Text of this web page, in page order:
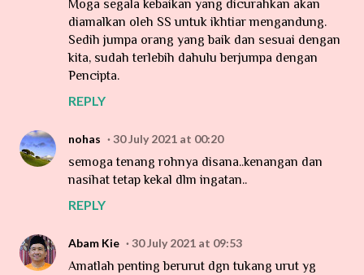
Moga segala kebaikan yang dicurahkan akan
diamalkan oleh SS untuk ikhtiar mengandung.
Sedih jumpa orang yang baik dan sesuai dengan
kita, sudah terlebih dahulu berjumpa dengan
Pencipta.
REPLY
nohas 30 July 2021 at 00:20
semoga tenang rohnya disana..kenangan dan
nasihat tetap kekal dlm ingatan..
REPLY
Abam Kie 30 July 2021 at 09:53
Amatlah penting berurut dgn tukang urut yg